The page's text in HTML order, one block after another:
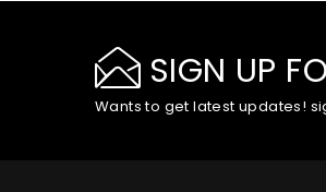
SIGN UP
Wants to get latest updates!